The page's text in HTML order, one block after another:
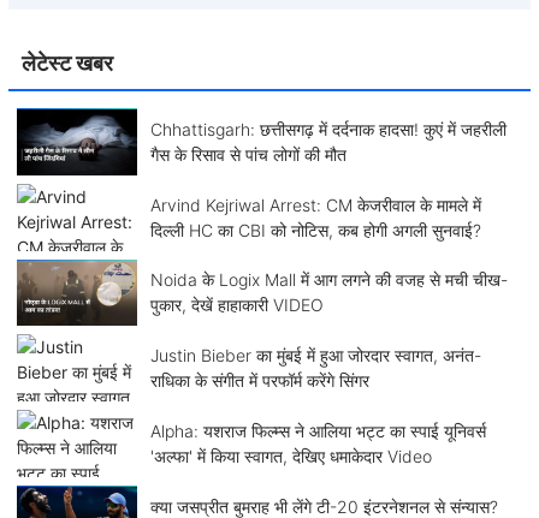
लेटेस्ट खबर
Chhattisgarh: छत्तीसगढ़ में दर्दनाक हादसा! कुएं में जहरीली
गैस के रिसाव से पांच लोगों की मौत
Arvind Kejriwal Arrest: CM केजरीवाल के मामले में
दिल्ली HC का CBI को नोटिस, कब होगी अगली सुनवाई?
Noida के Logix Mall में आग लगने की वजह से मची चीख-
पुकार, देखें हाहाकारी VIDEO
Justin Bieber का मुंबई में हुआ जोरदार स्वागत, अनंत-
राधिका के संगीत में परफॉर्म करेंगे सिंगर
Alpha: यशराज फिल्म्स ने आलिया भट्ट का स्पाई यूनिवर्स
'अल्फा' में किया स्वागत, देखिए धमाकेदार Video
क्या जसप्रीत बुमराह भी लेंगे टी-20 इंटरनेशनल से संन्यास?